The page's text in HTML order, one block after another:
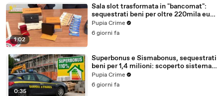
1:02
Sala slot trasformata in "bancomat":
sequestrati beni per oltre 220mila euro
a due coniugi (29.07.26)
Pupia Crime
6 giorni fa
0:35
Superbonus e Sismabonus, sequestrati
beni per 1,4 milioni: scoperto sistema
con false abitazioni (29.07.26)
Pupia Crime
6 giorni fa